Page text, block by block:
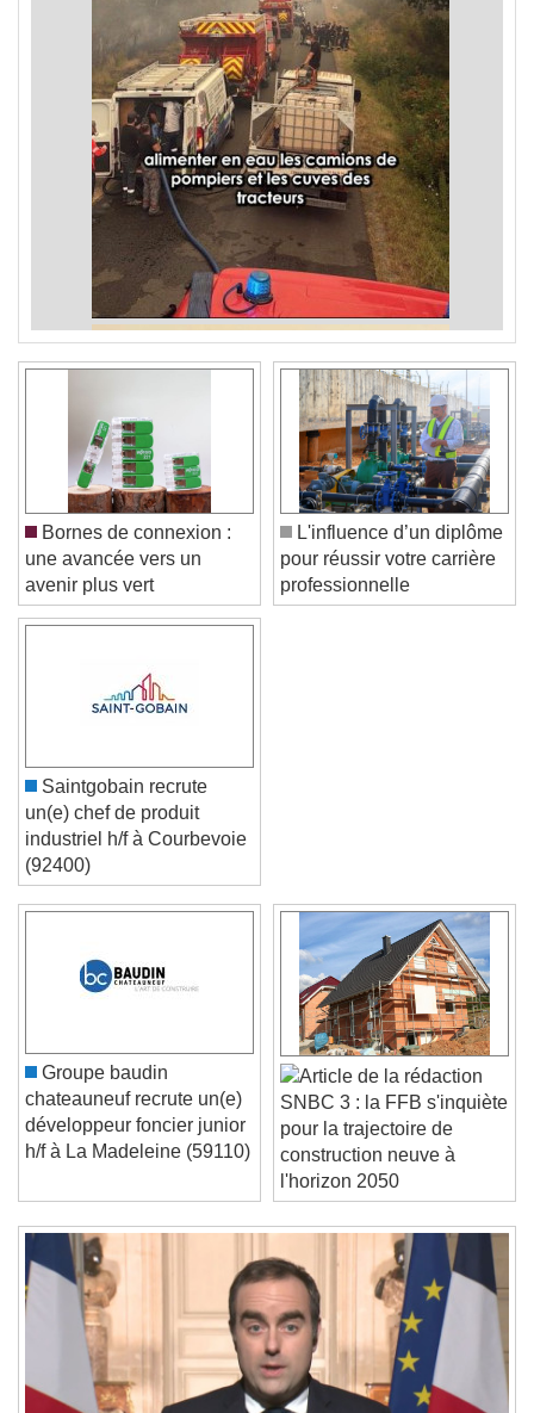
Video Player is loading.
Play
Skip Backward
Skip Forward
Unmute
Current Time 0:00
/
Duration-:-
Stream TypeLIVE
Seek to live, currently behind liveLIVE
Remaining Time
1x
Playback Rate
Chapters
Chapters
Bornes de connexion :
une avancée vers un
avenir plus vert
L'influence d’un diplôme
pour réussir votre carrière
professionnelle
Saintgobain recrute
un(e) chef de produit
industriel h/f à Courbevoie
(92400)
Groupe baudin
chateauneuf recrute un(e)
développeur foncier junior
SNBC 3 : la FFB s'inquiète
pour la trajectoire de
construction neuve à
l'horizon 2050